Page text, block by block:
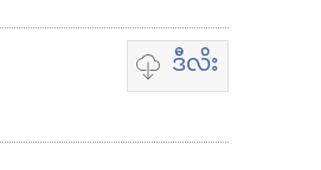
ဒီလိး
တၢ်
ဃု